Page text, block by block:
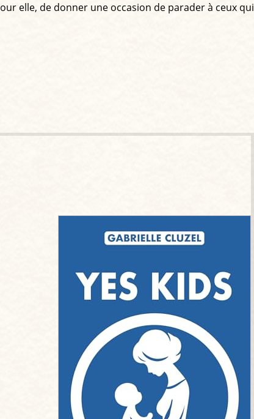
elle, de donner une occasion de parader à ceux qui